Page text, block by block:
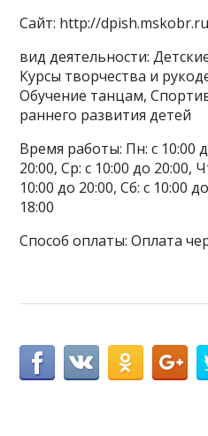
Сайт: http://dpish.mskobr.ru
вид деятельности:
Курсы творчества и
Обучение танцам,
раннего развития детей
Время работы: Пн: с 10:00
20:00, Ср: с 10:00 до 20:00,
10:00 до 20:00, Сб: с 10:00
18:00
Способ оплаты: Оплата